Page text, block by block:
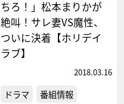
ちろ！」松本まりかが
絶叫！サレ妻VS魔性、
ついに決着【ホリデイ
ラブ】
2018.03.16
ドラマ 番組情報